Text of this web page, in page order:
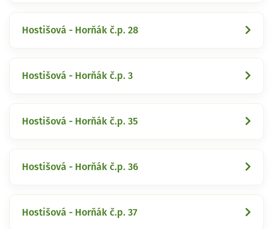
Hostišová - Horňák č.p. 28
Hostišová - Horňák č.p. 3
Hostišová - Horňák č.p. 35
Hostišová - Horňák č.p. 36
Hostišová - Horňák č.p. 37